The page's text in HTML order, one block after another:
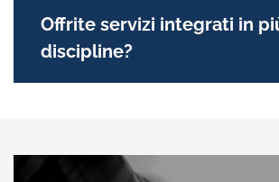
Offrite servizi integrati in
discipline?